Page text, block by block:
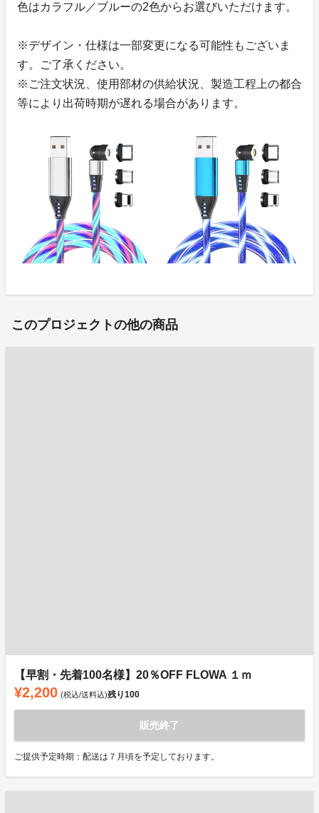
色はカラフル／ブルーの2色からお選びいただけます。
※デザイン・仕様は一部変更になる可能性もございま
す。ご了承ください。
※ご注文状況、使用部材の供給状況、製造工程上の都合
等により出荷時期が遅れる場合があります。
このプロジェクトの他の商品
【早割・先着100名様】20％OFF FLOWA １ｍ
¥2,200 (税込/送料込)残り100
販売終了
ご提供予定時期：配送は７月頃を予定しております。